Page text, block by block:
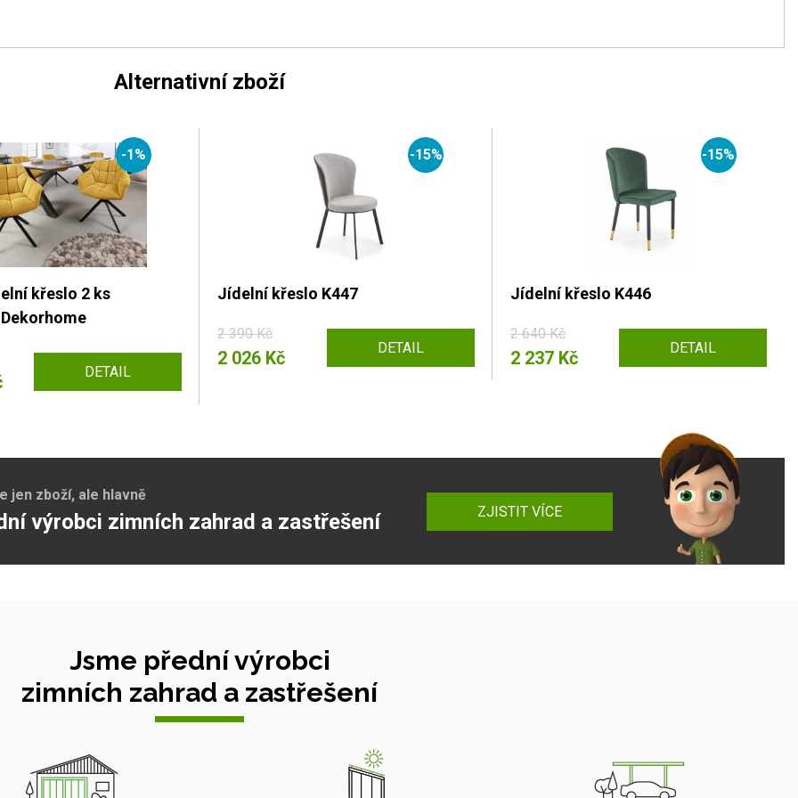
Alternativní zboží
-1%
křeslo 2 ks
DETAIL
-15%
Jídelní křeslo K447
2 390 Kč
2 026 Kč DETAIL
-15%
Jídelní křeslo K446
2 640 Kč
2 237 Kč DETAIL
jen zboží, ale hlavně
výrobci zimních zahrad a zastřešení ZJISTIT VÍCE
Jsme přední výrobci
zimních zahrad a zastřešení